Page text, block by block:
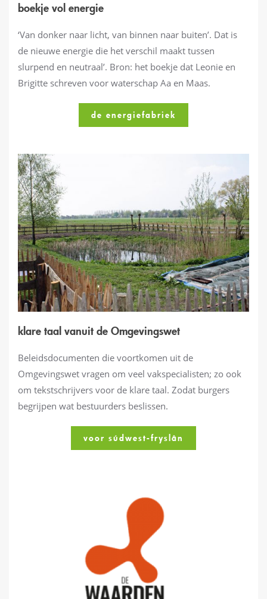
boekje vol energie
‘Van donker naar licht, van binnen naar buiten’. Dat is
de nieuwe energie die het verschil maakt tussen
slurpend en neutraal’. Bron: het boekje dat Leonie en
Brigitte schreven voor waterschap Aa en Maas.
de energiefabriek
klare taal vanuit de Omgevingswet
Beleidsdocumenten die voortkomen uit de
Omgevingswet vragen om veel vakspecialisten; zo ook
om tekstschrijvers voor de klare taal. Zodat burgers
begrijpen wat bestuurders beslissen.
voor súdwest-fryslân